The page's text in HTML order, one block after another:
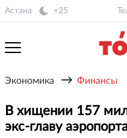
Астана +25
Экономика → Финансы
В хищении 157
экс-главу